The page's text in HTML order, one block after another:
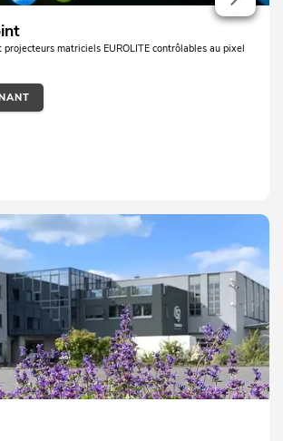
projecteurs matriciels EUROLITE contrôlables au pixel